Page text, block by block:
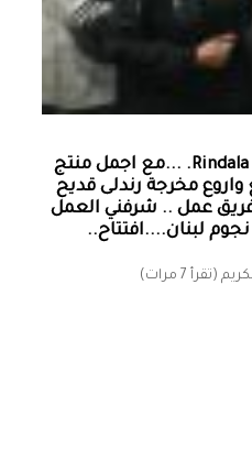
مؤمنة الشامي‏ مع ‏‎Rindala Kodeih‎‏. ...مع اجمل منتج
مخرجة رندلى قديح
عمل .. شرفني العمل
لبنان....افتتاح..